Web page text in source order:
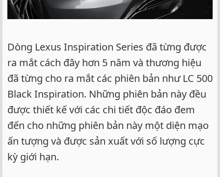
Dòng Lexus Inspiration Series đã từng được
ra mắt cách đây hơn 5 năm và thương hiệu
đã từng cho ra mắt các phiên bản như LC 500
Black Inspiration. Những phiên bản này đều
được thiết kế với các chi tiết độc đáo đem
đến cho những phiên bản này một diện mạo
ấn tượng và được sản xuất với số lượng cực
kỳ giới hạn.